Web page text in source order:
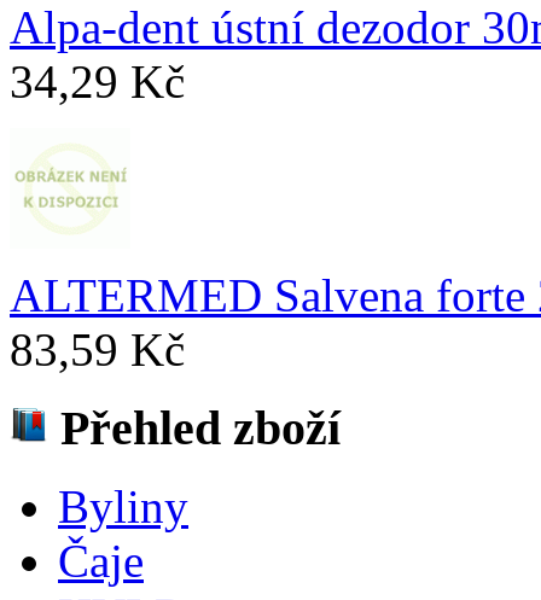
Alpa-dent ústní dezodor
34,29 Kč
ALTERMED Salvena forte
83,59 Kč
Přehled zboží
Byliny
Čaje